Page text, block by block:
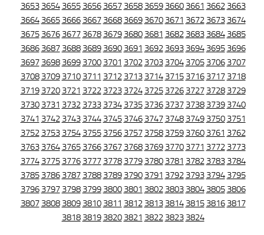
3653 3654 3655 3656 3657 3658 3659 3660 3661 3662 3663
3664 3665 3666 3667 3668 3669 3670 3671 3672 3673 3674
3675 3676 3677 3678 3679 3680 3681 3682 3683 3684 3685
3686 3687 3688 3689 3690 3691 3692 3693 3694 3695 3696
3697 3698 3699 3700 3701 3702 3703 3704 3705 3706 3707
3708 3709 3710 3711 3712 3713 3714 3715 3716 3717 3718
3719 3720 3721 3722 3723 3724 3725 3726 3727 3728 3729
3730 3731 3732 3733 3734 3735 3736 3737 3738 3739 3740
3741 3742 3743 3744 3745 3746 3747 3748 3749 3750 3751
3752 3753 3754 3755 3756 3757 3758 3759 3760 3761 3762
3763 3764 3765 3766 3767 3768 3769 3770 3771 3772 3773
3774 3775 3776 3777 3778 3779 3780 3781 3782 3783 3784
3785 3786 3787 3788 3789 3790 3791 3792 3793 3794 3795
3796 3797 3798 3799 3800 3801 3802 3803 3804 3805 3806
3807 3808 3809 3810 3811 3812 3813 3814 3815 3816 3817
3818 3819 3820 3821 3822 3823 3824